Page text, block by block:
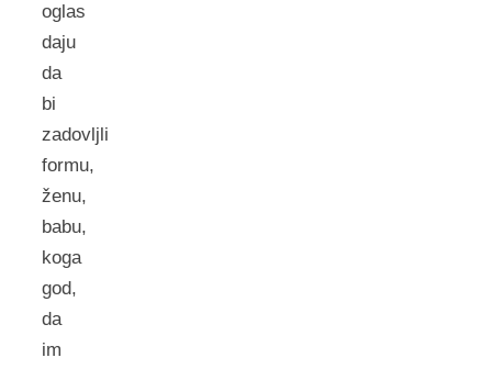
oglas
daju
da
bi
zadovljli
formu,
ženu,
babu,
koga
god,
da
im